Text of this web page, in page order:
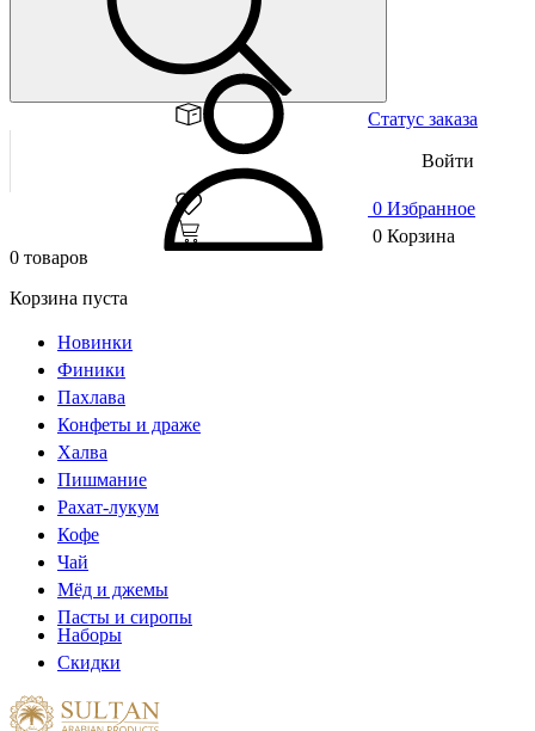
Статус заказа
Войти
0 Избранное
0 Корзина
0 товаров
Корзина пуста
Новинки
Финики
Пахлава
Конфеты и драже
Халва
Пишмание
Рахат-лукум
Кофе
Чай
Мёд и джемы
Пасты и сиропы
Наборы
Скидки